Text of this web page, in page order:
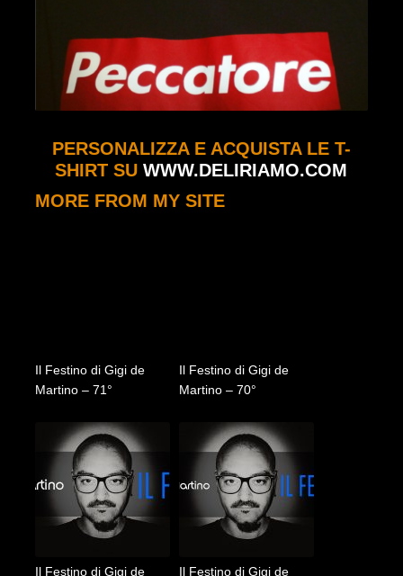
PERSONALIZZA E ACQUISTA LE T-
SHIRT SUWWW.DELIRIAMO.COM
MORE FROM MY SITE
Il Festino di Gigi de
Martino – 71°
Il Festino di Gigi de
Martino – 70°
Il Festino di Gigi de
Il Festino di Gigi de